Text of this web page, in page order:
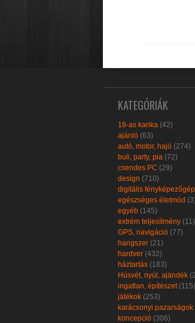
KATEGÓRIÁK
18-as karika (42)
ajánló (63)
autó, motor, hajó (274)
buli, party, pia (72)
csendes PC (29)
design (710)
digitális fényképezőgép
egészséges életmód (3)
egyéb (145)
extrém teljesítmény (11)
GPS, navigáció (77)
hangszer (21)
hardver (432)
háztartás (183)
Húsvét, nyúl, ajándék
ingatlan, építészet(115)
játékok (253)
karácsonyi pazarságok
koncepció (306)